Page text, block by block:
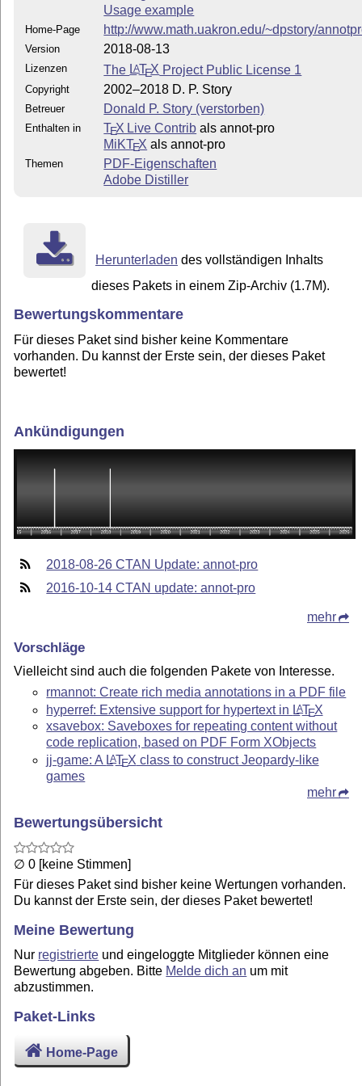
Usage example
Home-Page http://www.math.uakron.edu/~dpstory/
Version 2018-08-13
Lizenzen The LATEX Project Public License 1
Copyright 2002–2018 D. P. Story
Betreuer Donald P. Story (verstorben)
Enthalten in TEX Live Contrib als annot-pro
MiKTEX als annot-pro
Themen
PDF-Eigenschaften
Adobe Distiller
Herunterladen des vollständigen Inhalts
dieses Pakets in einem Zip-Archiv (1.7M).
Bewertungskommentare
Für dieses Paket sind bisher keine Kommentare
vorhanden. Du kannst der Erste sein, der dieses Paket
bewertet!
Ankündigungen
2018-08-26 CTAN Update: annot-pro
2016-10-14 CTAN update: annot-pro
mehr
Vorschläge
Vielleicht sind auch die folgenden Pakete von Interesse.
rmannot: Create rich media annotations in a PDF file
hyperref: Extensive support for hypertext in LATEX
xsavebox: Saveboxes for repeating content without
code replication, based on PDF Form XObjects
jj-game: A LATEX class to construct Jeopardy-like
games
mehr
Bewertungsübersicht
∅ 0 [keine Stimmen]
Für dieses Paket sind bisher keine Wertungen vorhanden.
Du kannst der Erste sein, der dieses Paket bewertet!
Meine Bewertung
Nur registrierte und eingeloggte Mitglieder können eine
Bewertung abgeben. Bitte Melde dich an um mit
abzustimmen.
Paket-Links
Home-Page